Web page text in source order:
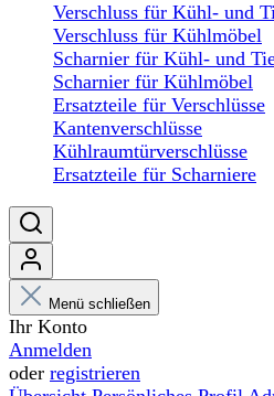
Verschluss für Kühl- und
Verschluss für Kühlmöbel
Scharnier für Kühl- und
Scharnier für Kühlmöbel
Ersatzteile für Verschlüsse
Kantenverschlüsse
Kühlraumtürverschlüsse
Ersatzteile für Scharniere
Menü schließen
Ihr Konto
Anmelden
oder registrieren